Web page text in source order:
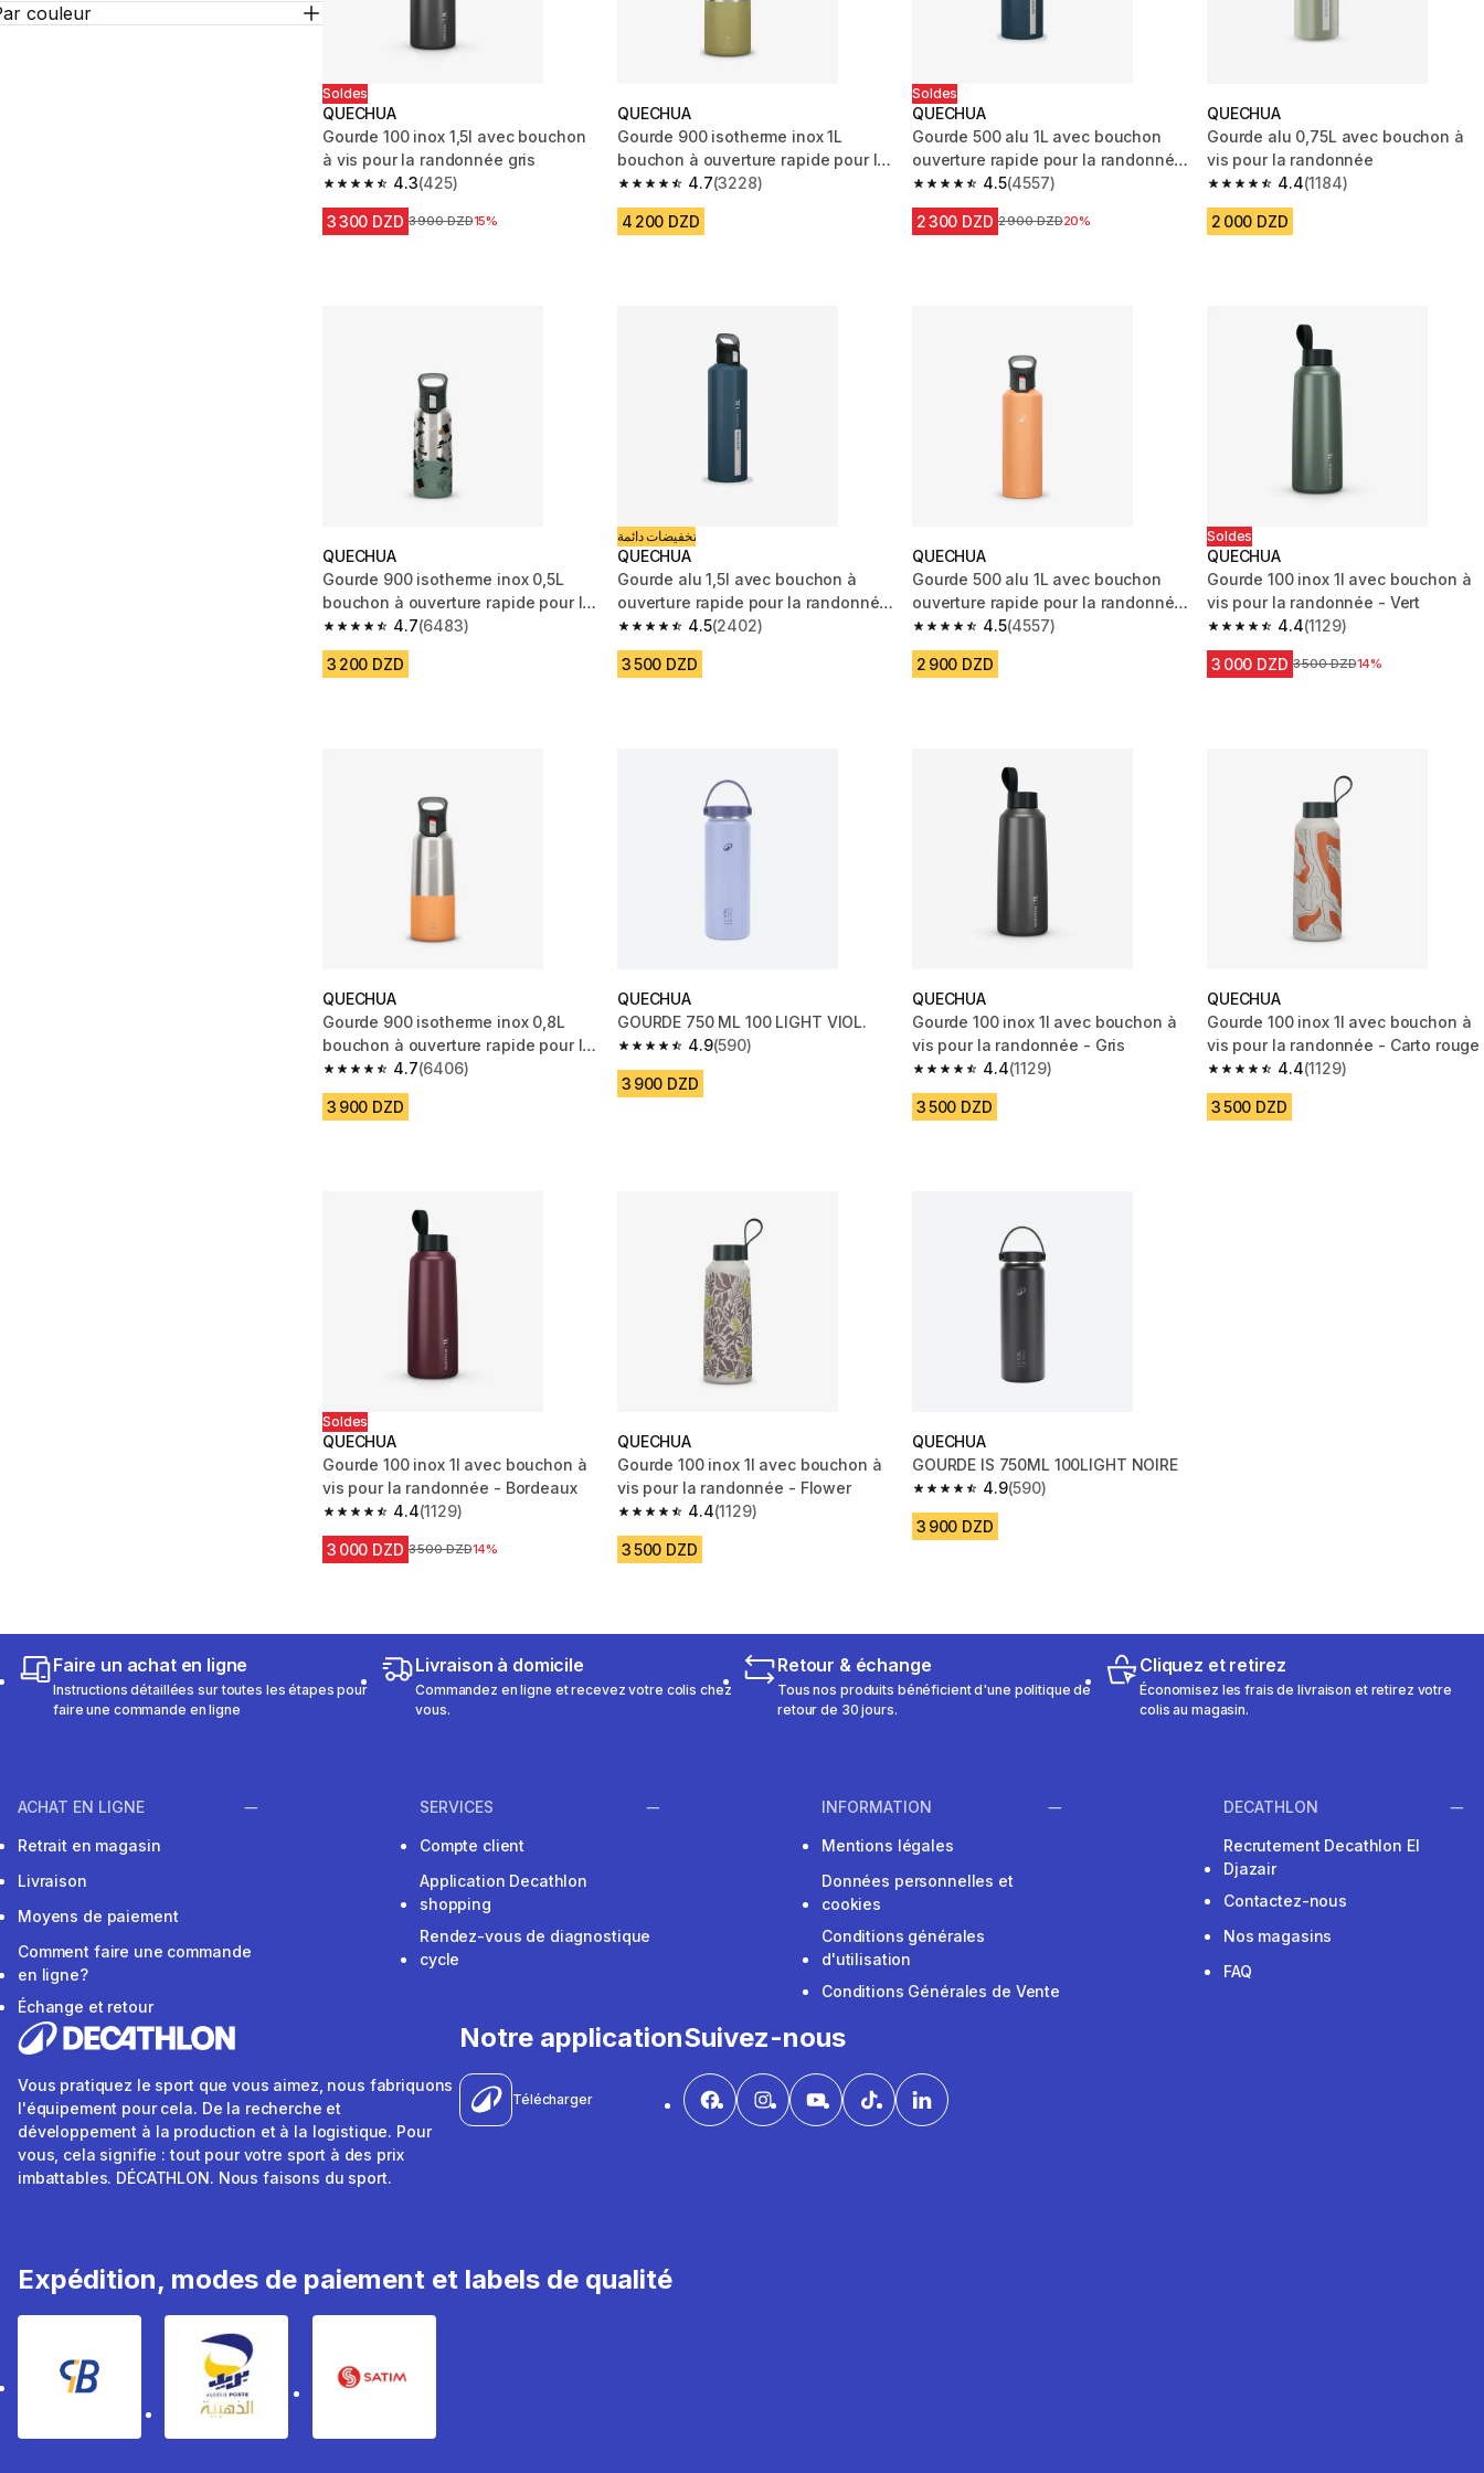
couleur
Soldes
QUECHUA
Gourde 100 inox 1,5l avec bouchon
à vis pour la randonnée gris
4.3
4.3 out of 5 stars from 425 reviews
(425)
3 300 DZD Prix avant la réduction
3 900 DZD15%
QUECHUA
Gourde 900 isotherme inox 1L
bouchon à ouverture rapide pour la
randonnée - kaki
4.7
4.7 out of 5 stars from 3228 reviews
(3228)
4 200 DZD
Soldes
QUECHUA
Gourde 500 alu 1L avec bouchon
ouverture rapide pour la randonnée
- Bleu
4.5
4.5 out of 5 stars from 4557 reviews
(4557)
2 300 DZD Prix avant la réduction
2 900 DZD20%
QUECHUA
Gourde alu 0,75L avec bouchon à
vis pour la randonnée
4.4
4.4 out of 5 stars from 1184 reviews
(1184)
2 000 DZD
QUECHUA
Gourde 900 isotherme inox 0,5L
bouchon à ouverture rapide pour la
randonnée4.7
4.7 out of 5 stars from 6483 reviews
(6483)
3 200 DZD
تخفيضات دائمة
QUECHUA
Gourde alu 1,5l avec bouchon à
ouverture rapide pour la randonnée
bleu
4.5
4.5 out of 5 stars from 2402 reviews
(2402)
3 500 DZD
QUECHUA
Gourde 500 alu 1L avec bouchon
ouverture rapide pour la randonnée
- Orange 4.5
4.5 out of 5 stars from 4557 reviews
(4557)
2 900 DZD
Soldes
QUECHUA
Gourde 100 inox 1l avec bouchon à
vis pour la randonnée - Vert
4.4
4.4 out of 5 stars from 1129 reviews
(1129)
3 000 DZD Prix avant la réduction
3 500 DZD14%
QUECHUA
Gourde 900 isotherme inox 0,8L
bouchon à ouverture rapide pour la
randonnée4.7
4.7 out of 5 stars from 6406 reviews
(6406)
3 900 DZD
QUECHUA
GOURDE 750 ML 100 LIGHT VIOL.
4.9
4.9 out of 5 stars from 590 reviews
(590)
3 900 DZD
QUECHUA
Gourde 100 inox 1l avec bouchon à
vis pour la randonnée - Gris
4.4
4.4 out of 5 stars from 1129 reviews
(1129)
3 500 DZD
QUECHUA
Gourde 100 inox 1l avec bouchon à
vis pour la randonnée - Carto rouge
4.4
4.4 out of 5 stars from 1129 reviews
(1129)
3 500 DZD
Soldes
QUECHUA
Gourde 100 inox 1l avec bouchon à
vis pour la randonnée - Bordeaux
4.4
4.4 out of 5 stars from 1129 reviews
(1129)
3 000 DZD Prix avant la réduction
3 500 DZD14%
QUECHUA
Gourde 100 inox 1l avec bouchon à
vis pour la randonnée - Flower
4.4
4.4 out of 5 stars from 1129 reviews
(1129)
3 500 DZD
QUECHUA
GOURDE IS 750ML 100LIGHT NOIRE
4.9
4.9 out of 5 stars from 590 reviews
(590)
3 900 DZD
Faire un achat en ligne
Instructions détaillées sur toutes les étapes pour
faire une commande en ligne
Livraison à domicile
Commandez en ligne et recevez votre colis chez
vous.
Retour & échange
Tous nos produits bénéficient d'une politique de
retour de 30 jours.
Cliquez et retirez
Économisez les frais de livraison et retirez votre
colis au magasin.
ACHAT EN LIGNE
Retrait en magasin
Livraison
Moyens de paiement
Comment faire une commande
en ligne?
Échange et retour
SERVICES
Compte client
Application Decathlon
shopping
Rendez-vous de diagnostique
cycle
INFORMATION
Mentions légales
Données personnelles et
cookies
Conditions générales
d'utilisation
Conditions Générales de Vente
DECATHLON
Recrutement Decathlon El
Djazair
Contactez-nous
Nos magasins
FAQ
Vous pratiquez le sport que vous aimez, nous fabriquons
l'équipement pour cela. De la recherche et
développement à la production et à la logistique. Pour
vous, cela signifie : tout pour votre sport à des prix
imbattables. DÉCATHLON. Nous faisons du sport.
Notre application
Télécharger
Suivez-nous
Expédition, modes de paiement et labels de qualité